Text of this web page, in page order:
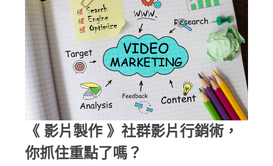
《 影片製作 》社群影片行銷術，
你抓住重點了嗎？